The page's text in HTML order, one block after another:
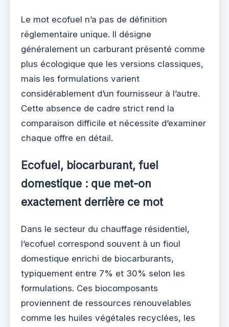
Le mot ecofuel n’a pas de définition
réglementaire unique. Il désigne
généralement un carburant présenté comme
plus écologique que les versions classiques,
mais les formulations varient
considérablement d’un fournisseur à l’autre.
Cette absence de cadre strict rend la
comparaison difficile et nécessite d’examiner
chaque offre en détail.
Ecofuel, biocarburant, fuel
domestique : que met-on
exactement derrière ce mot
Dans le secteur du chauffage résidentiel,
l’ecofuel correspond souvent à un fioul
domestique enrichi de biocarburants,
typiquement entre 7% et 30% selon les
formulations. Ces biocomposants
proviennent de ressources renouvelables
comme les huiles végétales recyclées, les